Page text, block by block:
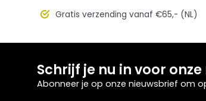
Gratis verzending vanaf €65,- (NL)
Schrijf je nu in voor
Abonneer je op onze nieuwsbrief om